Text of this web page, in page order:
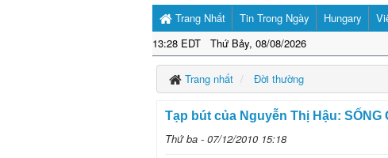
Trang Nhất
13:28 EDT Thứ Bảy, 08/08/2026
Tin Trong Ngày Hungary
Trang nhất Đời thường
Tạp bút của Nguyễn Thị Hậu: SỐNG
Thứ ba - 07/12/2010 15:18